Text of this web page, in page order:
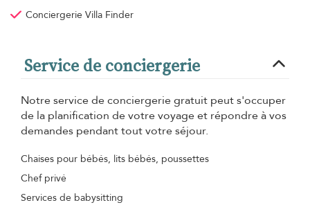
Conciergerie Villa Finder
Service de conciergerie
Notre service de conciergerie gratuit peut s'occuper
de la planification de votre voyage et répondre à vos
demandes pendant tout votre séjour.
Chaises pour bébés, lits bébés, poussettes
Chef privé
Services de babysitting